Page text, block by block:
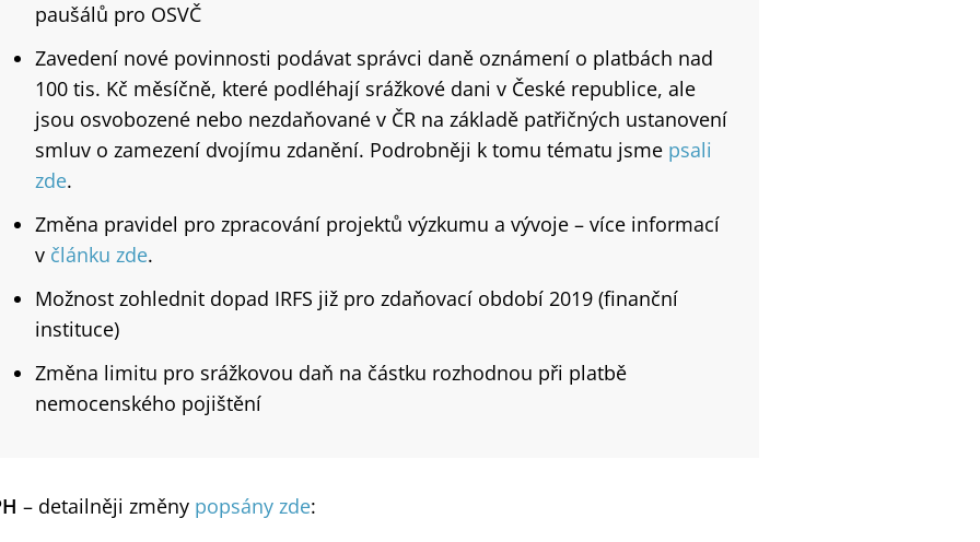
paušálů pro OSVČ
Zavedení nové povinnosti podávat správci daně oznámení o platbách nad
100 tis. Kč měsíčně, které podléhají srážkové dani v České republice, ale
jsou osvobozené nebo nezdaňované v ČR na základě patřičných ustanovení
smluv o zamezení dvojímu zdanění. Podrobněji k tomu tématu jsme psali
zde.
Změna pravidel pro zpracování projektů výzkumu a vývoje – více informací
v článku zde.
Možnost zohlednit dopad IRFS již pro zdaňovací období 2019 (finanční
instituce)
Změna limitu pro srážkovou daň na částku rozhodnou při platbě
nemocenského pojištění
– detailněji změny popsány zde: